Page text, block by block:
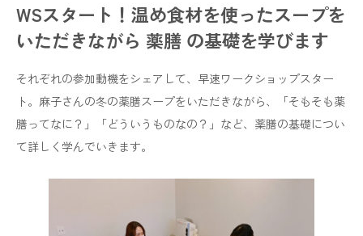
WSスタート！温め食材を使ったスープを
いただきながら 薬膳 の基礎を学びます
それぞれの参加動機をシェアして、早速ワークショップスター
ト。麻子さんの冬の薬膳スープをいただきながら、「そもそも薬
膳ってなに？」「どういうものなの？」など、薬膳の基礎につい
て詳しく学んでいきます。